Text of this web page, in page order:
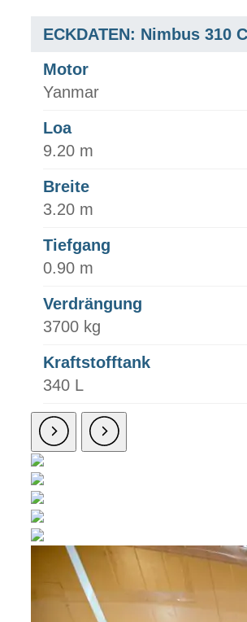
ECKDATEN: Nimbus 310
Motor
Yanmar
Loa
9.20 m
Breite
3.20 m
Tiefgang
0.90 m
Verdrängung
3700 kg
Kraftstofftank
340 L